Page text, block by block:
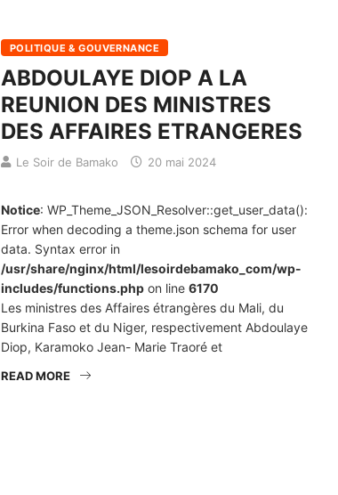
POLITIQUE & GOUVERNANCE
ABDOULAYE DIOP A LA
REUNION DES MINISTRES
DES AFFAIRES ETRANGERES
Le Soir de Bamako 20 mai 2024
Notice: WP_Theme_JSON_Resolver::get_user_data():
Error when decoding a theme.json schema for user
data. Syntax error in
/usr/share/nginx/html/lesoirdebamako_com/wp-
includes/functions.php on line 6170
Les ministres des Affaires étrangères du Mali, du
Burkina Faso et du Niger, respectivement Abdoulaye
Diop, Karamoko Jean- Marie Traoré et
READ MORE